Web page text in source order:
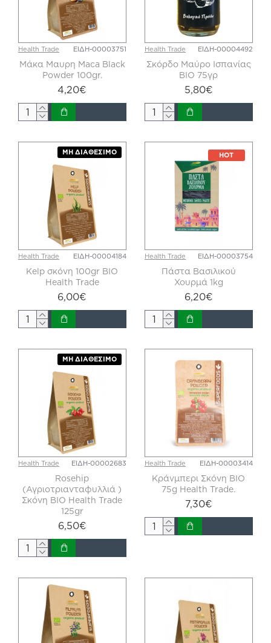
Health Trade ΕΙΔΗ-00003751
Μάκα Μαυρη Maca Black
Powder 100gr.
4,20€
Health Trade ΕΙΔΗ-00004492
Σκόρδο Μαύρο Ισπανίας
ΒΙΟ 75γρ
5,80€
ΜΗ ΔΙΑΘΈΣΙΜΟ
Health Trade ΕΙΔΗ-00004184
Kelp σκόνη 100gr BIO
Health Trade
6,00€
HOT
Health Trade ΕΙΔΗ-00003754
Πάστα Βασιλικού
Χουρμά 1kg
6,20€
ΜΗ ΔΙΑΘΈΣΙΜΟ
Health Trade ΕΙΔΗ-00002683
Rosehip
(Αγριοτριανταφυλλιά )
Σκόνη ΒΙΟ Health Trade
125gr
6,50€
Health Trade ΕΙΔΗ-00003414
Κράνμπερι Σκόνη BIO
75g Health Trade.
7,30€